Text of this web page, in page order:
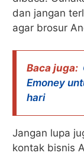
dan jangan
agar brosur
Baca juga:
Emoney
hari
Jangan lupa
kontak bisnis